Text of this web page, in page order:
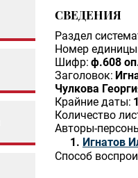
СВЕДЕНИЯ
Раздел
Номер единицы
Шифр: ф.608
Заголовок:
Чулкова
Крайние даты:
Количество
Авторы-
Игнатов
Способ